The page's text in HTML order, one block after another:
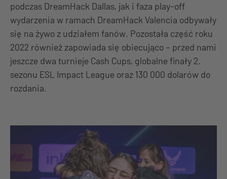
podczas DreamHack Dallas, jak i faza play-off
wydarzenia w ramach DreamHack Valencia odbywały
się na żywo z udziałem fanów. Pozostała część roku
2022 również zapowiada się obiecująco – przed nami
jeszcze dwa turnieje Cash Cups, globalne finały 2.
sezonu ESL Impact League oraz 130 000 dolarów do
rozdania.